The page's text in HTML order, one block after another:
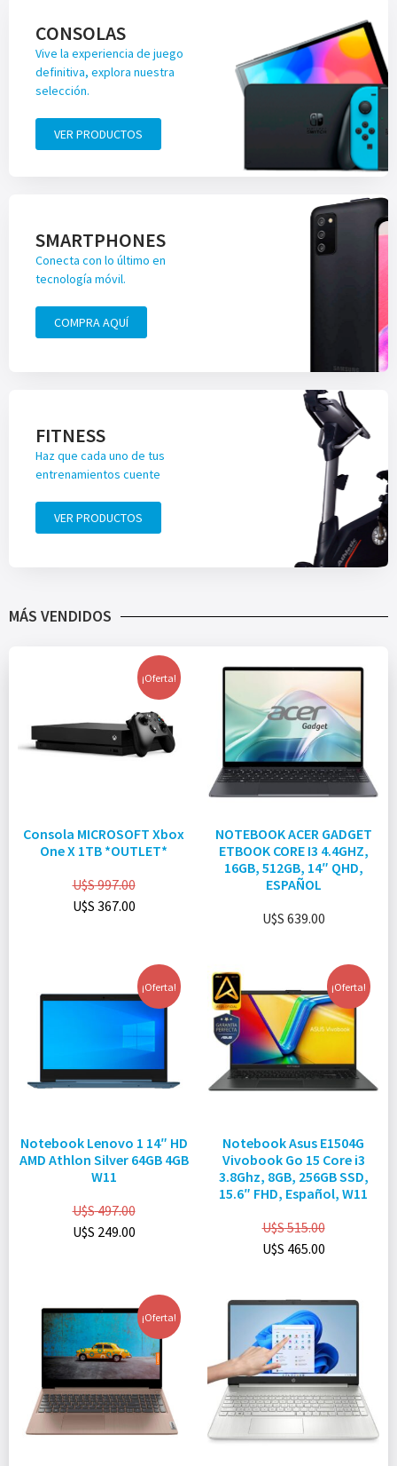
CONSOLAS
Vive la experiencia de juego
definitiva, explora nuestra
selección.
VER PRODUCTOS
SMARTPHONES
Conecta con lo último en
tecnología móvil.
COMPRA AQUÍ
FITNESS
Haz que cada uno de tus
entrenamientos cuente
VER PRODUCTOS
MÁS VENDIDOS
¡Oferta!
Consola MICROSOFT Xbox
One X 1TB *OUTLET*
U$S997.00
U$S 367.00
NOTEBOOK ACER GADGET
ETBOOK CORE I3 4.4GHZ,
16GB, 512GB, 14″ QHD,
ESPAÑOL
U$S 639.00
¡Oferta!
Notebook Lenovo 1 14″ HD
AMD Athlon Silver 64GB 4GB
W11
U$S497.00
U$S 249.00
¡Oferta!
Notebook Asus E1504G
Vivobook Go 15 Core i3
3.8Ghz, 8GB, 256GB SSD,
15.6″ FHD, Español, W11
U$S515.00
U$S 465.00
¡Oferta!